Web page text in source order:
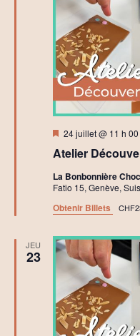
Atelier
Mis
avant
24 juillet @ 11 h 00
La Bonbonnière
Fatio 15, Genève,
Obtenir Billets
JEU
23